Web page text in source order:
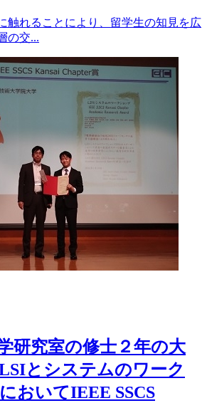
触れることにより、留学生の知見を広
の交...
研究室の修士２年の大
とシステムのワーク
おいてIEEE SSCS